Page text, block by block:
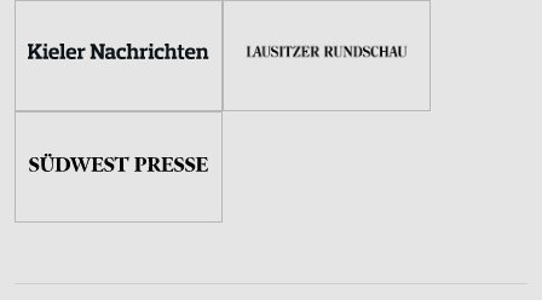
IAB-Besonderheiten:
Informationen identifizieren